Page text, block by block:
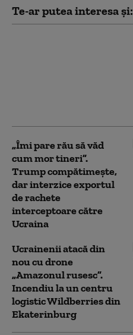
Te-ar putea interesa și:
„Îmi pare rău să văd
cum mor tineri”.
Trump compătimește,
dar interzice exportul
de rachete
interceptoare către
Ucraina
Ucrainenii atacă din
nou cu drone
„Amazonul rusesc”.
Incendiu la un centru
logistic Wildberries din
Ekaterinburg